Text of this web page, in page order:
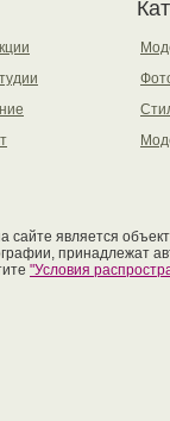
сайте является
принадлежат
"Условия